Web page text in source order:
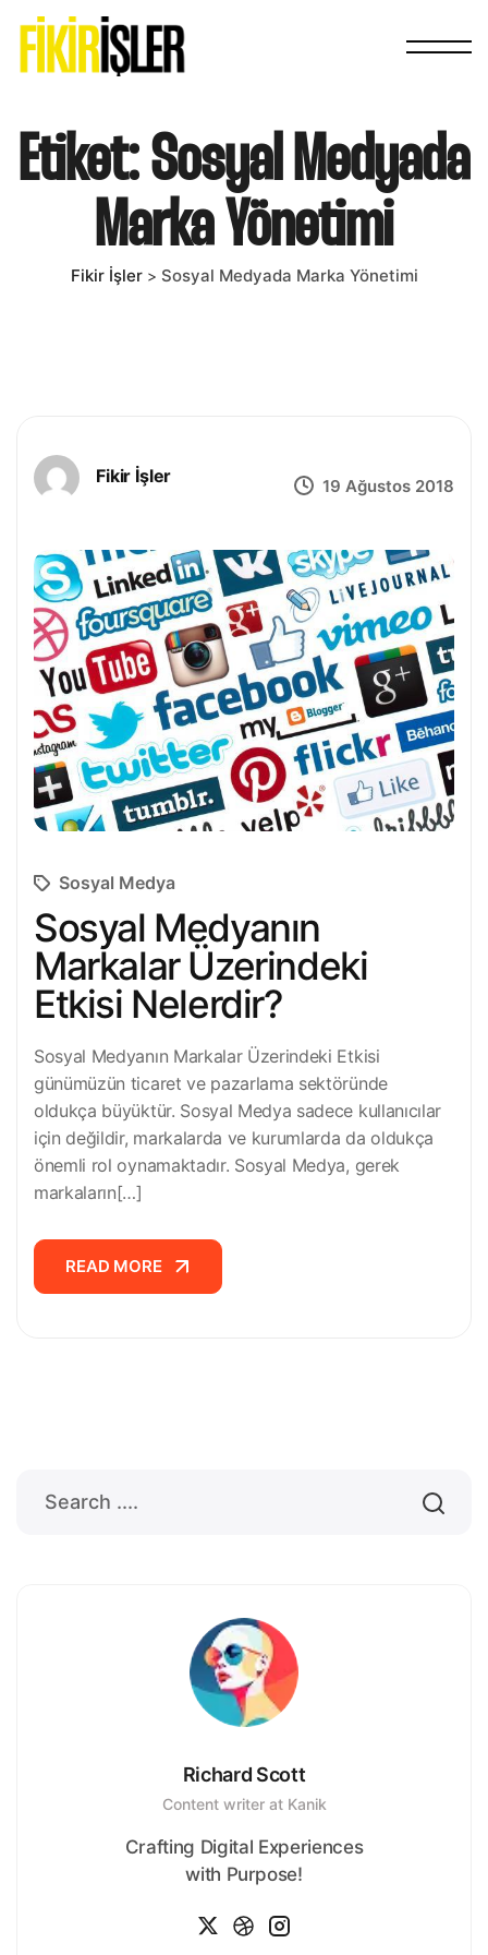
Etiket: Sosyal Medyada
Marka Yönetimi
Fikir İşler> Sosyal Medyada Marka Yönetimi
Fikir İşler 19 Ağustos 2018
Sosyal Medya
Sosyal Medyanın
Markalar Üzerindeki
Etkisi Nelerdir?
Sosyal Medyanın Markalar Üzerindeki Etkisi
günümüzün ticaret ve pazarlama sektöründe
oldukça büyüktür. Sosyal Medya sadece kullanıcılar
için değildir, markalarda ve kurumlarda da oldukça
önemli rol oynamaktadır. Sosyal Medya, gerek
markaların[…]
READ MORE
Richard Scott
Content writer at Kanik
Crafting Digital Experiences
with Purpose!